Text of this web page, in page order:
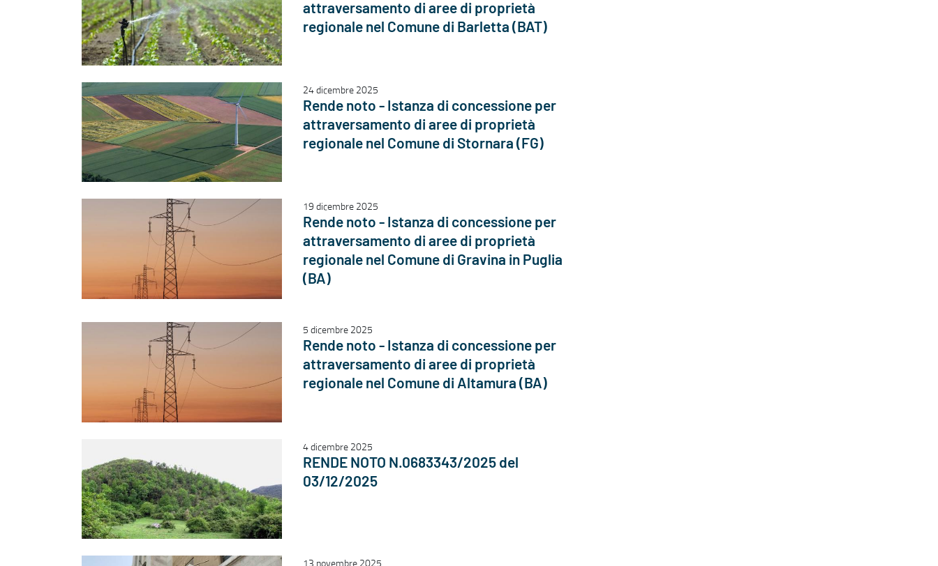
attraversamento di aree di proprietà
regionale nel Comune di Barletta (BAT)
24 dicembre 2025
Rende noto - Istanza di concessione per
attraversamento di aree di proprietà
regionale nel Comune di Stornara (FG)
19 dicembre 2025
Rende noto - Istanza di concessione per
attraversamento di aree di proprietà
regionale nel Comune di Gravina in Puglia
(BA)
5 dicembre 2025
Rende noto - Istanza di concessione per
attraversamento di aree di proprietà
regionale nel Comune di Altamura (BA)
4 dicembre 2025
RENDE NOTO N.0683343/2025 del
03/12/2025
13 novembre 2025